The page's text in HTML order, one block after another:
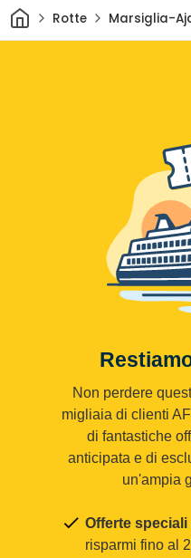
CasaRotte Marsiglia-
Non perdere
migliaia di clienti
di fantastiche
anticipata e di
un'ampia
Offerte
risparmi fino al